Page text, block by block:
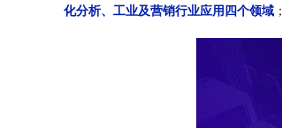
化分析、工业及营销行业应用四个领域